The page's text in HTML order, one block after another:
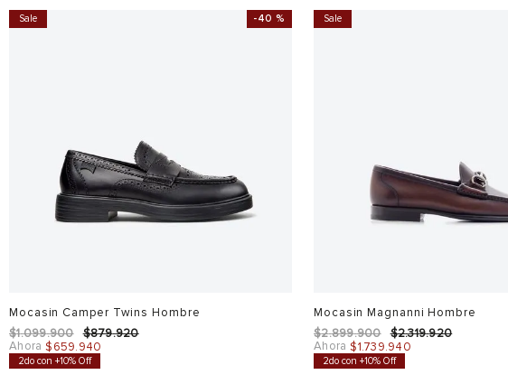
Sale -40 %
Mocasin Camper Twins Hombre
$1.099.900 $879.920
Ahora $659.940
2do con +10% Off
Sale
Mocasin Magnanni Hombre
$2.899.900 $2.319.920
Ahora $1.739.940
2do con +10% Off